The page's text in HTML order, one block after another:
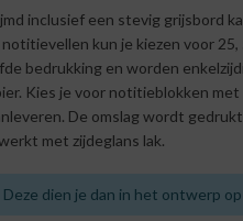
inclusief een stevig grijsbord
kun je kiezen voor 25,
bedrukking en worden
Kies je voor notitieblokken met
De omslag wordt
met zijdeglans lak.
dien je dan in het ontwerp